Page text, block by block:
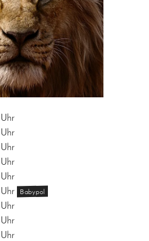
Uhr
Uhr
Uhr
Uhr
Uhr
Uhr Babypol
Uhr
Uhr
Uhr